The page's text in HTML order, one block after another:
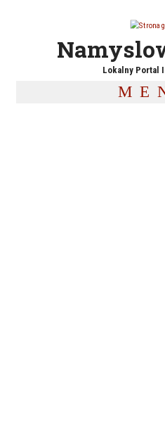
Lokalny Portal